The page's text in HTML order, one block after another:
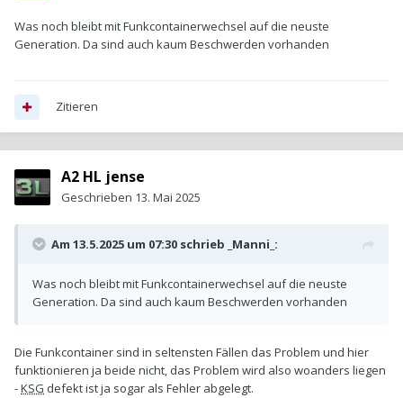
Was noch bleibt mit Funkcontainerwechsel auf die neuste
Generation. Da sind auch kaum Beschwerden vorhanden
Zitieren
A2 HL jense
Geschrieben 13. Mai 2025
Am 13.5.2025 um 07:30 schrieb _Manni_ :
Was noch bleibt mit Funkcontainerwechsel auf die neuste
Generation. Da sind auch kaum Beschwerden vorhanden
Die Funkcontainer sind in seltensten Fällen das Problem und hier
funktionieren ja beide nicht, das Problem wird also woanders liegen
-KSG defekt ist ja sogar als Fehler abgelegt.